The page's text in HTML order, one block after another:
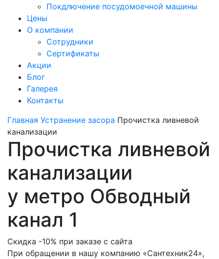
Покдлючение посудомоечной машины
Цены
О компании
Сотрудники
Сертификаты
Акции
Блог
Галерея
Контакты
Главная Устранение засора Прочистка ливневой
канализации
Прочистка ливневой
канализации
у метро Обводный
канал 1
Скидка -10% при заказе с сайта
При обращении в нашу компанию «Сантехник24»,